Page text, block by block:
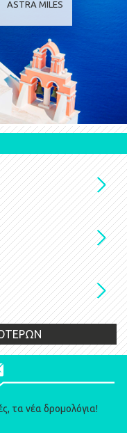
ASTRA MILES
τα νέα δρομολόγια!